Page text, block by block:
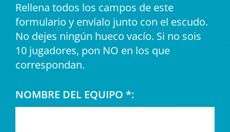
Rellena todos los campos de este
formulario y envíalo junto con el escudo.
No dejes ningún hueco vacío. Si no sois
10 jugadores, pon NO en los que
correspondan.
NOMBRE DEL EQUIPO *: